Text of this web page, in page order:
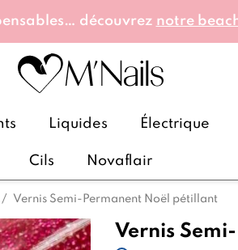
découvrez notre
Liquides Électrique
Cils Novaflair
Vernis Semi-Permanent Noël pétillant
Vernis